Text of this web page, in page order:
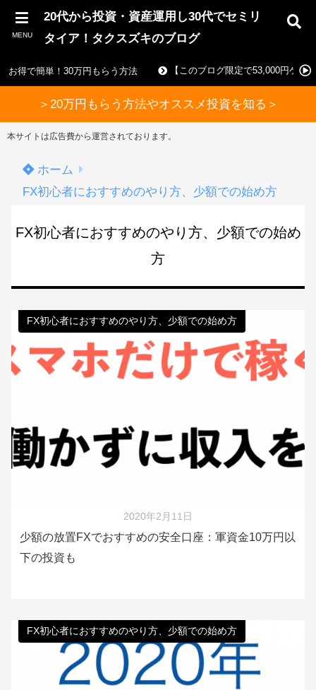
MENU
20代から投資・資産運用し30代でセミリ
タイア！タクスズキのブログ
お得で簡単！30万円もらう方法 【このブログ限定で53,000円ゲッ
＞20万円もらう方法やオススメ投資を知る＞
本サイトは広告費から運営されております。
ホーム
FX初心者におすすめのやり方、少額での始め方
FX初心者におすすめのやり方、少額での始め
方
FX初心者におすすめのやり方、少額での始め方
2020年2月11日
少額の放置FXでおすすめの安全口座：軍資金10万円以
下の投資も
FX初心者におすすめのやり方、少額での始め方